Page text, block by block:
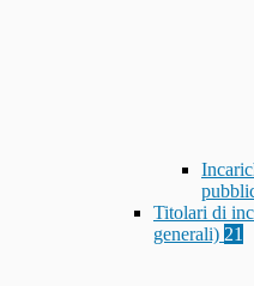
Titolari di
generali) 21